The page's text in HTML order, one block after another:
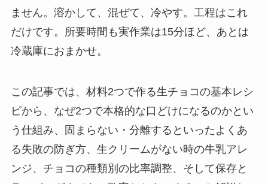
ません。溶かして、混ぜて、冷やす。工程はこれ
だけです。所要時間も実作業は15分ほど、あとは
冷蔵庫におまかせ。
この記事では、材料2つで作る生チョコの基本レシ
ピから、なぜ2つで本格的な口どけになるのかとい
う仕組み、固まらない・分離するといったよくあ
る失敗の防ぎ方、生クリームがない時の牛乳アレ
ンジ、チョコの種類別の比率調整、そして保存と